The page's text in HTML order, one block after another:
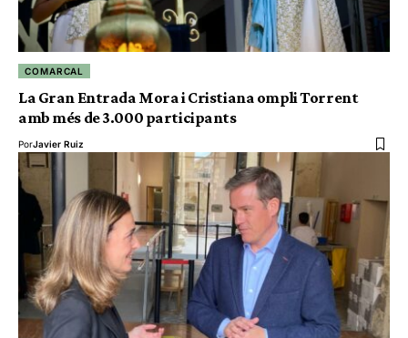
COMARCAL
La Gran Entrada Mora i Cristiana ompli Torrent
amb més de 3.000 participants
PorJavier Ruiz